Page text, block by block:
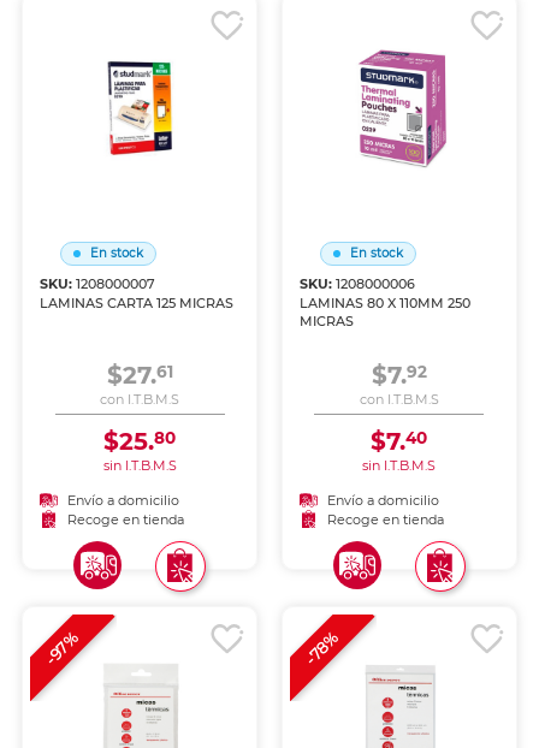
En stock
SKU:1208000007
LAMINAS CARTA 125 MICRAS
$27.61
con I.T.B.M.S
$25.80
sin I.T.B.M.S
Envío a domicilio
Recoge en tienda
En stock
SKU: 1208000006
LAMINAS 80 X 110MM 250
MICRAS
$7.92
con I.T.B.M.S
$7.40
sin I.T.B.M.S
Envío a domicilio
Recoge en tienda
-97% -78%